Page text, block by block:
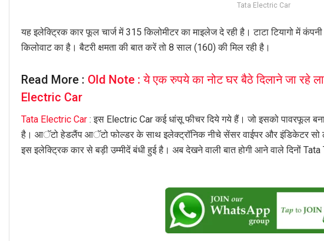
Tata Electric Car
यह इलेक्ट्रिक कार फूल चार्ज में 315 किलोमीटर का माइलेज दे रही है। टाटा टियागो में
किलोवाट का है। बैटरी क्षमता की बात करें तो 8 साल (160) की मिल रही है।
Read More : Old Note : ये एक रुपये का नोट घर बैठे दिलाने जा रहे
Electric Car
Tata Electric Car : इस Electric Car कई धांसू फीचर दिये गये हैं। जो इसको पावरफूल
है। आॅटो हेडलैंप आॅटो फोल्डर के साथ इलेक्ट्रॉनिक नीचे सेंसर वाईपर और इंडिकेटर सो
इस इलेक्ट्रिक कार से बड़ी उम्मीदें बंधी हुई है। अब देखने वाली बात होगी आने वाले दिनों